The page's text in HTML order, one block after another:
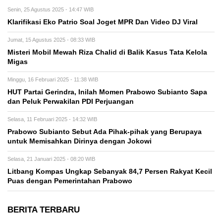
Senin, 25 Agustus 2025 - 14:47 WIB
Klarifikasi Eko Patrio Soal Joget MPR Dan Video DJ Viral
Jumat, 15 Agustus 2025 - 08:33 WIB
Misteri Mobil Mewah Riza Chalid di Balik Kasus Tata Kelola
Migas
Minggu, 16 Februari 2025 - 11:38 WIB
HUT Partai Gerindra, Inilah Momen Prabowo Subianto Sapa
dan Peluk Perwakilan PDI Perjuangan
Selasa, 11 Februari 2025 - 14:32 WIB
Prabowo Subianto Sebut Ada Pihak-pihak yang Berupaya
untuk Memisahkan Dirinya dengan Jokowi
Selasa, 21 Januari 2025 - 08:20 WIB
Litbang Kompas Ungkap Sebanyak 84,7 Persen Rakyat Kecil
Puas dengan Pemerintahan Prabowo
BERITA TERBARU